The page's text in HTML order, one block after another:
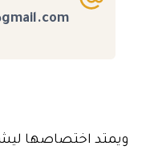
ويمتد اختصاصها